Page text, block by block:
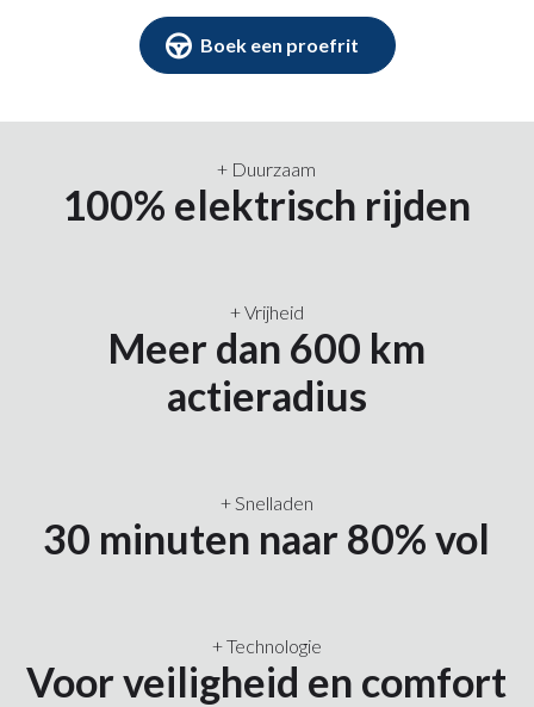
Boek een proefrit
+ Duurzaam
100% elektrisch rijden
+ Vrijheid
Meer dan 600 km
actieradius
+ Snelladen
30 minuten naar 80% vol
+ Technologie
Voor veiligheid en comfort